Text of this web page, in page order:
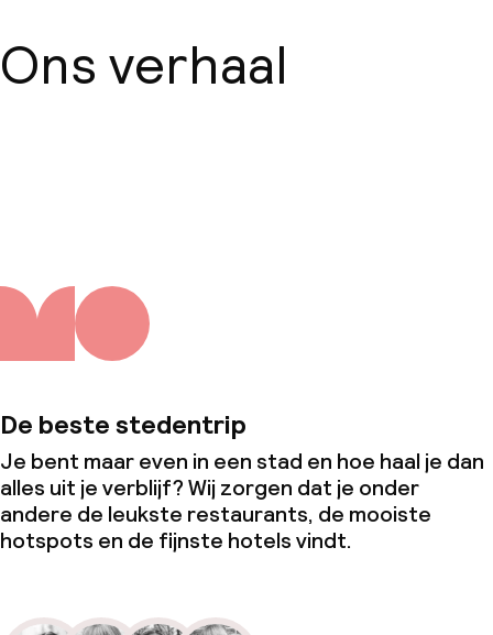
Ons verhaal
De beste stedentrip
Je bent maar even in een stad en hoe haal je dan
alles uit je verblijf? Wij zorgen dat je onder
andere de leukste restaurants, de mooiste
hotspots en de fijnste hotels vindt.